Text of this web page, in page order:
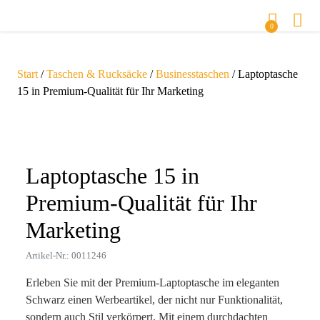
0
Start /Taschen & Rucksäcke /Businesstaschen / Laptoptasche
15 in Premium-Qualität für Ihr Marketing
Laptoptasche 15 in
Premium-Qualität für Ihr
Marketing
Artikel-Nr.: 0011246
Erleben Sie mit der Premium-Laptoptasche im eleganten
Schwarz einen Werbeartikel, der nicht nur Funktionalität,
sondern auch Stil verkörpert. Mit einem durchdachten